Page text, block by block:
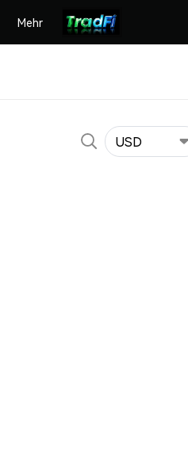
Mehr
USD